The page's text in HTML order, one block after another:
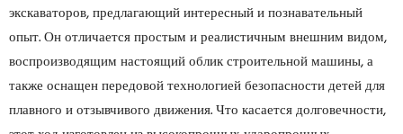
экскаваторов, предлагающий интересный и познавательный
опыт. Он отличается простым и реалистичным внешним видом,
воспроизводящим настоящий облик строительной машины, а
также оснащен передовой технологией безопасности детей для
плавного и отзывчивого движения. Что касается долговечности,